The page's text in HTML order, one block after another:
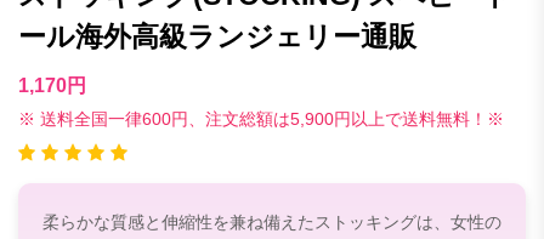
ール海外高級ランジェリー通販
1,170円
※ 送料全国一律600円、注文総額は5,900円以上で送料無料！※
柔らかな質感と伸縮性を兼ね備えたストッキングは、女性の